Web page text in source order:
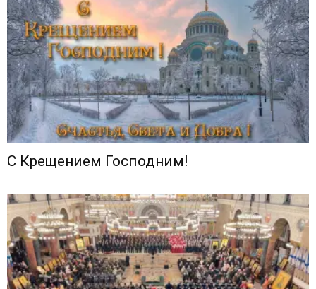
С Крещением Господним!